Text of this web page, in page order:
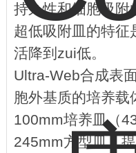
持久性和细胞吸附
超低吸附皿的特征
活降到zui低。
Ultra-Web合成表
胞外基质的培养载
100mm培养皿（
245mm方型皿，